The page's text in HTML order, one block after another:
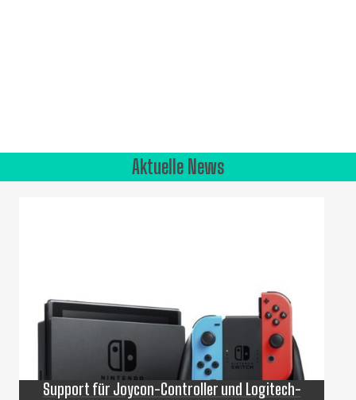
Aktuelle News
Support für Joycon-Controller und Logitech-